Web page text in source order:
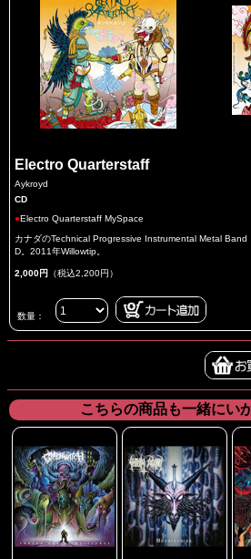
Electro Quarterstaff
Aykroyd
CD
●Electro Quarterstaff MySpace
カナダのTechnical Progressive Instrumental Metal
D。2011年Willowtip。
2,000円 （税込2,200円）
数量：
こちらの商品も一緒にい